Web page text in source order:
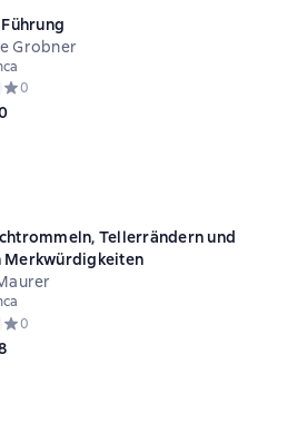
Grobner
Средний рейтинг 0 на основе 0 оценок
0
Tellerrändern und
Merkwürdigkeiten
Средний рейтинг 0 на основе 0 оценок
0